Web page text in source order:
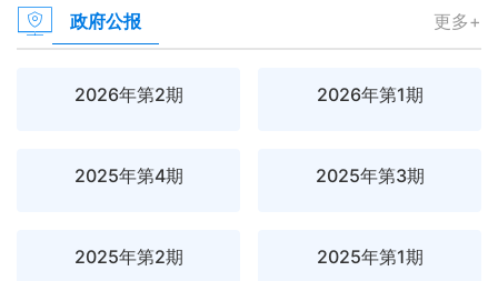
政府公报 更多+
2026年第2期 2026年第1期
2025年第4期 2025年第3期
2025年第2期 2025年第1期